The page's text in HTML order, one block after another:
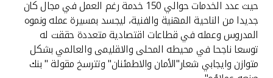
ماليزيا
تركيا
حيث عدد الخدمات حوالي 150 خدمة رغم العمل في مجال كان
جديدا من الناحية المهنية والفنية، ليجسد بمسيرة عمله ونموه
المدروس وعمله في قطاعات اقتصادية متعددة حققت له
توسعا ناجحا في محيطه المحلى والاقليمى والعالمي بشكل
متوازن وايجابي شعار"الأمان والاطمئنان" وتترسخ مقولة " بنك